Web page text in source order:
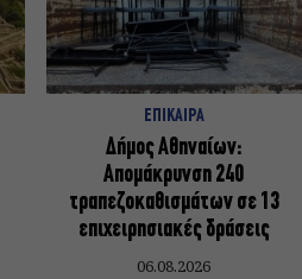
ΕΠΙΚΑΙΡΑ
Δήμος Αθηναίων:
Απομάκρυνση 240
τραπεζοκαθισμάτων σε 13
επιχειρησιακές δράσεις
06.08.2026